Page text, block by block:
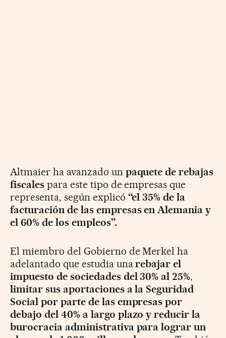
Altmaier ha avanzado un paquete de rebajas
fiscalespara este tipo de empresas que
representa, según explicó “el 35% de la
facturación de las empresas en Alemania y
el 60% de los empleos”.
El miembro del Gobierno de Merkel ha
adelantado que estudia unarebajar el
impuesto de sociedades del 30% al 25%,
limitar sus aportaciones a la Seguridad
Social por parte de las empresas por
debajo del 40% a largo plazo y reducir la
burocracia administrativa para lograr un